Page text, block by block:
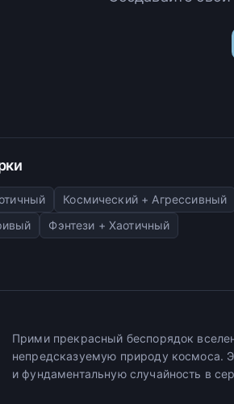
Космический + Агрессивный
Фэнтези + Хаотичный
Прими прекрасный беспорядок
непредсказуемую природу космоса.
и фундаментальную случайность в